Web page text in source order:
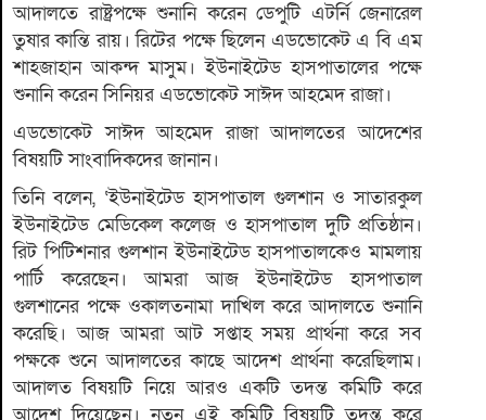
আদালতে রাষ্ট্রপক্ষে শুনানি করেন ডেপুটি এটর্নি জেনারেল
তুষার কান্তি রায়। রিটের পক্ষে ছিলেন এডভোকেট এ বি এম
শাহজাহান আকন্দ মাসুম। ইউনাইটেড হাসপাতালের পক্ষে
শুনানি করেন সিনিয়র এডভোকেট সাঈদ আহমেদ রাজা।
এডভোকেট সাঈদ আহমেদ রাজা আদালতের আদেশের
বিষয়টি সাংবাদিকদের জানান।
তিনি বলেন, ‘ইউনাইটেড হাসপাতাল গুলশান ও সাতারকুল
ইউনাইটেড মেডিকেল কলেজ ও হাসপাতাল দুটি প্রতিষ্ঠান।
রিট পিটিশনার গুলশান ইউনাইটেড হাসপাতালকেও মামলায়
পার্টি করেছেন। আমরা আজ ইউনাইটেড হাসপাতাল
গুলশানের পক্ষে ওকালতনামা দাখিল করে আদালতে শুনানি
করেছি। আজ আমরা আট সপ্তাহ সময় প্রার্থনা করে সব
পক্ষকে শুনে আদালতের কাছে আদেশ প্রার্থনা করেছিলাম।
আদালত বিষয়টি নিয়ে আরও একটি তদন্ত কমিটি করে